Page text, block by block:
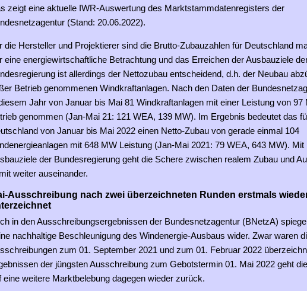
zeigt eine aktuelle IWR-Auswertung des Marktstammdatenregisters der
(Stand: 20.06.2022).
die Hersteller und Projektierer sind die Brutto-Zubauzahlen für Deutschland
eine energiewirtschaftliche Betrachtung und das Erreichen der Ausbauziele
ist allerdings der Nettozubau entscheidend, d.h. der Neubau
Betrieb genommenen Windkraftanlagen. Nach den Daten der
Jahr von Januar bis Mai 81 Windkraftanlagen mit einer Leistung von 97
genommen (Jan-Mai 21: 121 WEA, 139 MW). Im Ergebnis bedeutet das
von Januar bis Mai 2022 einen Netto-Zubau von gerade einmal 104
mit 648 MW Leistung (Jan-Mai 2021: 79 WEA, 643 MW). Mit
der Bundesregierung geht die Schere zwischen realem Zubau und
weiter auseinander.
Ausschreibung nach zwei überzeichneten Runden erstmals
in den Ausschreibungsergebnissen der Bundesnetzagentur (BNetzA)
nachhaltige Beschleunigung des Windenergie-Ausbaus wider. Zwar waren
zum 01. September 2021 und zum 01. Februar 2022
der jüngsten Ausschreibung zum Gebotstermin 01. Mai 2022 geht
eine weitere Marktbelebung dagegen wieder zurück.